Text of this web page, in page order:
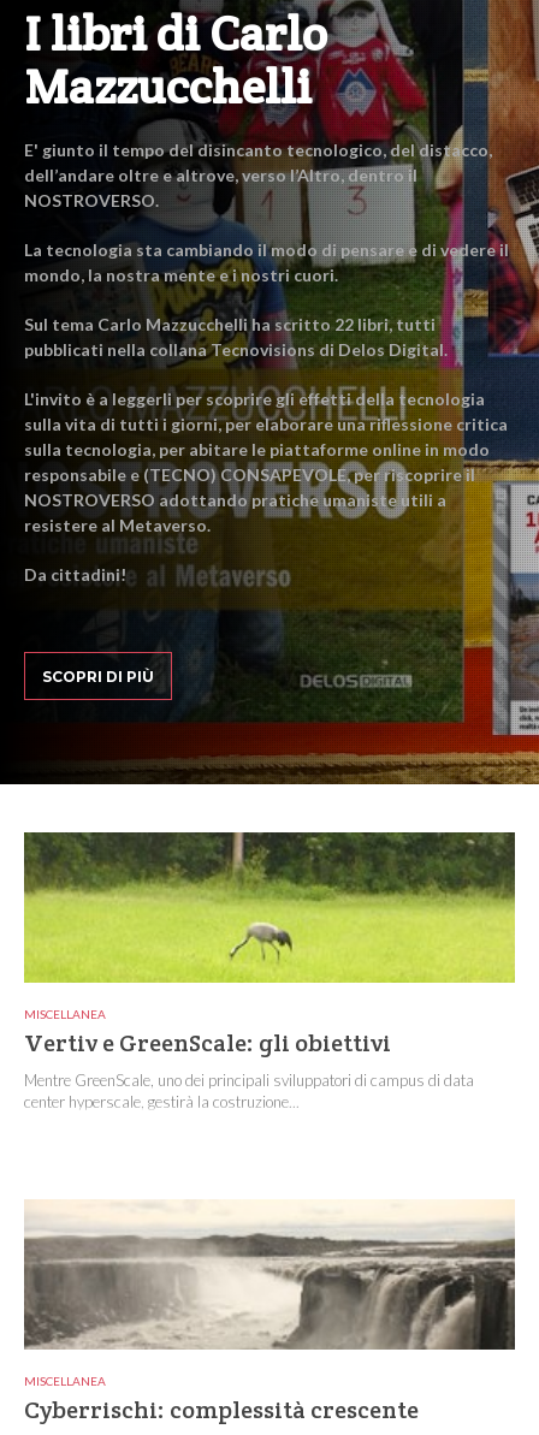
I libri di Carlo
Mazzucchelli
E' giunto il tempo del disincanto tecnologico, del distacco,
dell’andare oltre e altrove, verso l’Altro, dentro il
NOSTROVERSO.
La tecnologia sta cambiando il modo di pensare e di vedere il
mondo, la nostra mente e i nostri cuori.
Sul tema Carlo Mazzucchelli ha scritto 22 libri, tutti
pubblicati nella collana Tecnovisions di Delos Digital.
L'invito è a leggerli per scoprire gli effetti della tecnologia
sulla vita di tutti i giorni, per elaborare una riflessione critica
sulla tecnologia, per abitare le piattaforme online in modo
responsabile e (TECNO) CONSAPEVOLE, per riscoprire il
NOSTROVERSO adottando pratiche umaniste utili a
resistere al Metaverso.
Da cittadini!
SCOPRI DI PIÙ
MISCELLANEA
Vertiv e GreenScale: gli obiettivi
Mentre GreenScale, uno dei principali sviluppatori di campus di data
center hyperscale, gestirà la costruzione...
MISCELLANEA
Cyberrischi: complessità crescente